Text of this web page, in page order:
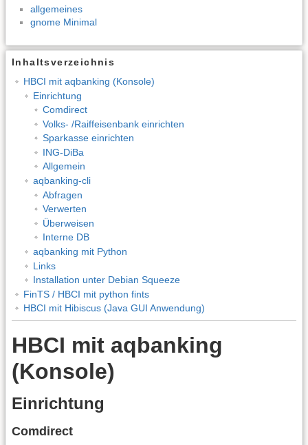
allgemeines
gnome Minimal
Inhaltsverzeichnis
HBCI mit aqbanking (Konsole)
Einrichtung
Comdirect
Volks- /Raiffeisenbank einrichten
Sparkasse einrichten
ING-DiBa
Allgemein
aqbanking-cli
Abfragen
Verwerten
Überweisen
Interne DB
aqbanking mit Python
Links
Installation unter Debian Squeeze
FinTS / HBCI mit python fints
HBCI mit Hibiscus (Java GUI Anwendung)
HBCI mit aqbanking
(Konsole)
Einrichtung
Comdirect